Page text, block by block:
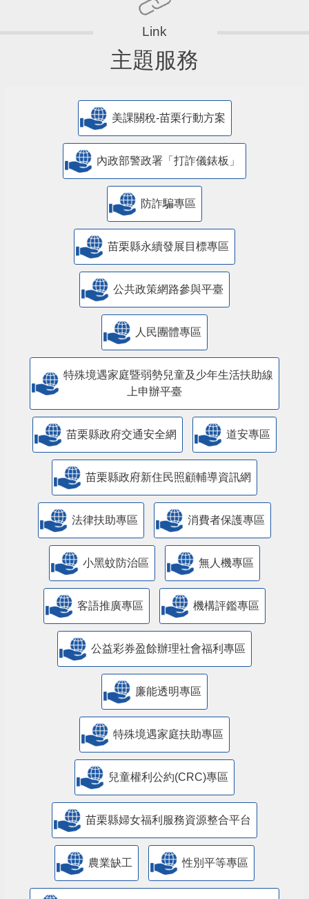
主題服務
美課關稅-苗栗行動方案
內政部警政署「打詐儀錶板」
防詐騙專區
苗栗縣永續發展目標專區
公共政策網路參與平臺
人民團體專區
特殊境遇家庭暨弱勢兒童及少年生活扶助線
上申辦平臺
苗栗縣政府交通安全網 道安專區
苗栗縣政府新住民照顧輔導資訊網
法律扶助專區 消費者保護專區
小黑蚊防治區 無人機專區
客語推廣專區 機構評鑑專區
公益彩券盈餘辦理社會福利專區
廉能透明專區
特殊境遇家庭扶助專區
兒童權利公約(CRC)專區
苗栗縣婦女福利服務資源整合平台
農業缺工 性別平等專區